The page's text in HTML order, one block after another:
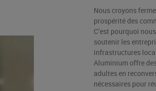
Nous croyons
prospérité des
C’est pourquoi
soutenir les
infrastructures
Aluminium offre
adultes en
nécessaires pour